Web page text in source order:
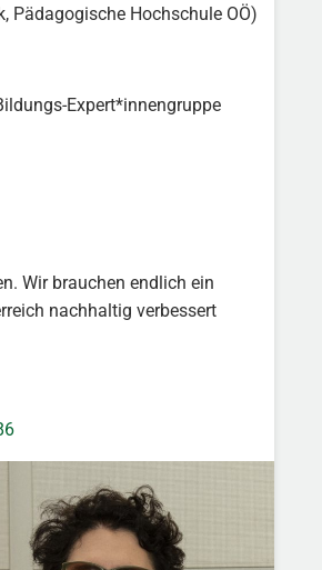
Pädagogische Hochschule OÖ)
Expert*innengruppe
Wir brauchen endlich ein
nachhaltig verbessert